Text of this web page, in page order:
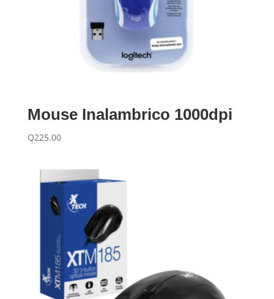
Mouse Inalambrico 1000dpi
Q225.00